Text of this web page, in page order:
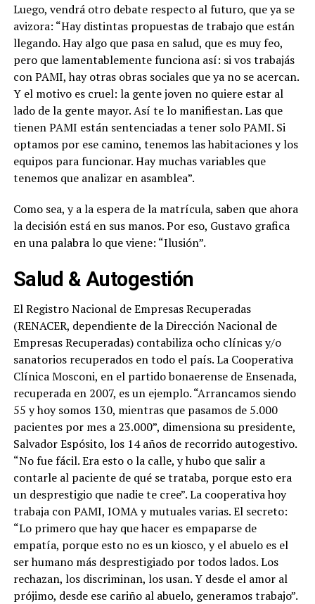
Luego, vendrá otro debate respecto al futuro, que ya se
avizora: “Hay distintas propuestas de trabajo que están
llegando. Hay algo que pasa en salud, que es muy feo,
pero que lamentablemente funciona así: si vos trabajás
con PAMI, hay otras obras sociales que ya no se acercan.
Y el motivo es cruel: la gente joven no quiere estar al
lado de la gente mayor. Así te lo manifiestan. Las que
tienen PAMI están sentenciadas a tener solo PAMI. Si
optamos por ese camino, tenemos las habitaciones y los
equipos para funcionar. Hay muchas variables que
tenemos que analizar en asamblea”.
Como sea, y a la espera de la matrícula, saben que ahora
la decisión está en sus manos. Por eso, Gustavo grafica
en una palabra lo que viene: “Ilusión”.
Salud & Autogestión
El Registro Nacional de Empresas Recuperadas
(RENACER, dependiente de la Dirección Nacional de
Empresas Recuperadas) contabiliza ocho clínicas y/o
sanatorios recuperados en todo el país. La Cooperativa
Clínica Mosconi, en el partido bonaerense de Ensenada,
recuperada en 2007, es un ejemplo. “Arrancamos siendo
55 y hoy somos 130, mientras que pasamos de 5.000
pacientes por mes a 23.000”, dimensiona su presidente,
Salvador Espósito, los 14 años de recorrido autogestivo.
“No fue fácil. Era esto o la calle, y hubo que salir a
contarle al paciente de qué se trataba, porque esto era
un desprestigio que nadie te cree”. La cooperativa hoy
trabaja con PAMI, IOMA y mutuales varias. El secreto:
“Lo primero que hay que hacer es empaparse de
empatía, porque esto no es un kiosco, y el abuelo es el
ser humano más desprestigiado por todos lados. Los
rechazan, los discriminan, los usan. Y desde el amor al
prójimo, desde ese cariño al abuelo, generamos trabajo”.